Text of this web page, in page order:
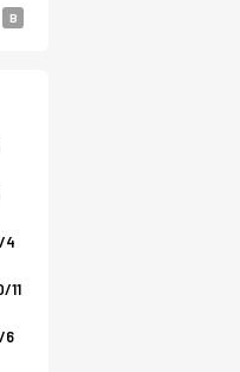
B
4
11
6